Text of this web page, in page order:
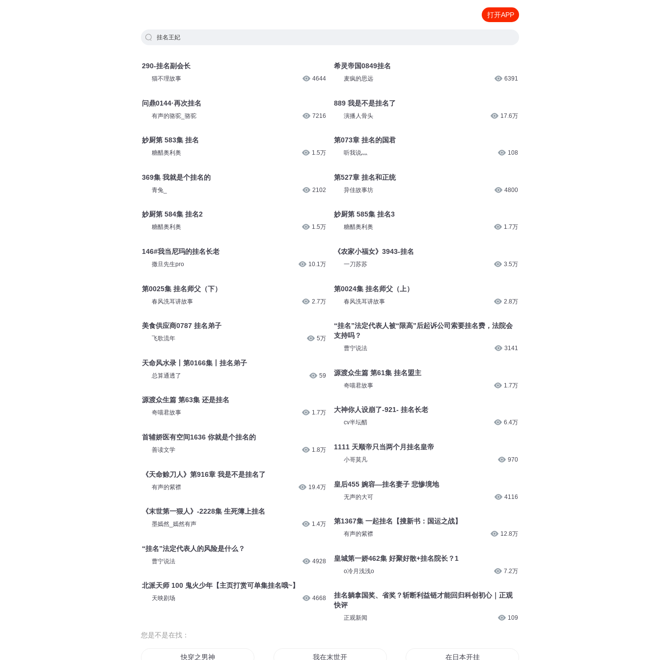
打开APP
挂名王妃
290-挂名副会长
猫不理故事 4644
问鼎0144·再次挂名
有声的骆驼_骆驼 7216
妙厨第 583集 挂名
糖醋奥利奥 1.5万
369集 我就是个挂名的
青兔_ 2102
妙厨第 584集 挂名2
糖醋奥利奥 1.5万
146#我当尼玛的挂名长老
撒旦先生pro 10.1万
第0025集 挂名师父（下）
春风洗耳讲故事 2.7万
美食供应商0787 挂名弟子
飞歌流年 5万
天命风水录丨第0166集丨挂名弟子
总算通透了 59
源渡众生篇 第63集 还是挂名
奇喵君故事 1.7万
首辅娇医有空间1636 你就是个挂名的
善读文学 1.8万
《天命赊刀人》第916章 我是不是挂名了
有声的紫襟 19.4万
《末世第一狠人》-2228集 生死簿上挂名
墨嫣然_嫣然有声 1.4万
“挂名”法定代表人的风险是什么？
曹宁说法 4928
北派天师 100 鬼火少年【主页打赏可单集挂名哦~】
天映剧场 4668
希灵帝国0849挂名
麦疯的思远 6391
889 我是不是挂名了
演播人骨头 17.6万
第073章 挂名的国君
听我说灬 108
第527章 挂名和正统
异佳故事坊 4800
妙厨第 585集 挂名3
糖醋奥利奥 1.7万
《农家小福女》3943-挂名
一刀苏苏 3.5万
第0024集 挂名师父（上）
春风洗耳讲故事 2.8万
“挂名”法定代表人被“限高”后起诉公司索要挂名费，法院会
支持吗？
曹宁说法 3141
源渡众生篇 第61集 挂名盟主
奇喵君故事 1.7万
大神你人设崩了-921- 挂名长老
cv半坛醋 6.4万
1111 天顺帝只当两个月挂名皇帝
小哥莫凡 970
皇后455 婉容—挂名妻子 悲惨境地
无声的大可 4116
第1367集 一起挂名【搜新书：国运之战】
有声的紫襟 12.8万
皇城第一娇462集 好聚好散+挂名院长？1
o冷月浅浅o 7.2万
挂名躺拿国奖、省奖？斩断利益链才能回归科创初心｜正观
快评
正观新闻 109
您是不是在找：
快穿之男神又开挂了 我在末世开了挂 在日本开挂的日子